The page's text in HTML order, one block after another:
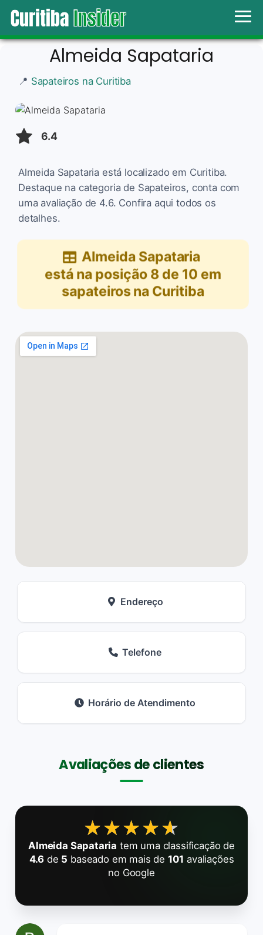
Almeida Sapataria
📍 Sapateiros na Curitiba
6.4
Almeida Sapataria está localizado em Curitiba.
Destaque na categoria de Sapateiros, conta com
uma avaliação de 4.6. Confira aqui todos os
detalhes.
Almeida Sapataria
está na posição 8 de 10 em
sapateiros na Curitiba
Endereço
Telefone
Horário de Atendimento
Avaliações de clientes
★★★★★
★★★★★
Almeida Sapataria tem uma classificação de
4.6 de 5 baseado em mais de 101 avaliações
no Google